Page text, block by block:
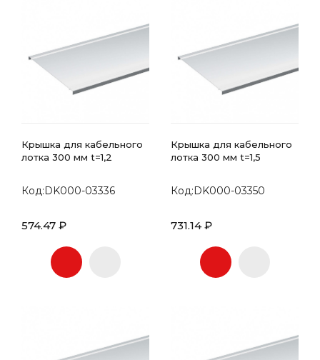
Крышка для кабельного
лотка 300 мм t=1,2
Код:DK000-03336
574.47 ₽
Крышка для кабельного
лотка 300 мм t=1,5
Код:DK000-03350
731.14 ₽